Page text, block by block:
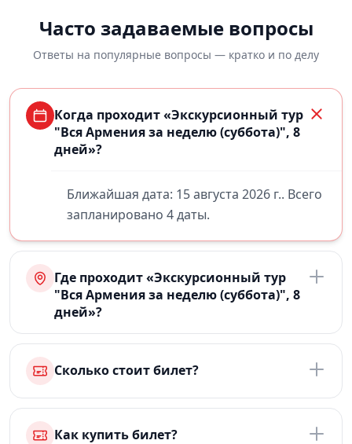
Часто задаваемые вопросы
Ответы на популярные вопросы — кратко и по делу
Когда проходит «Экскурсионный тур
"Вся Армения за неделю (суббота)", 8
дней»?
Ближайшая дата: 15 августа 2026 г.. Всего
запланировано 4 даты.
Где проходит «Экскурсионный тур
"Вся Армения за неделю (суббота)", 8
дней»?
Сколько стоит билет?
Как купить билет?